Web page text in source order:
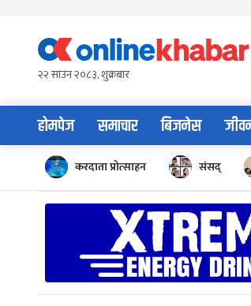
content२२ साउन २०८३, शुक्रबार
होमपेज समाचार बिजनेस
करदाता प्रोत्साहन संसद्